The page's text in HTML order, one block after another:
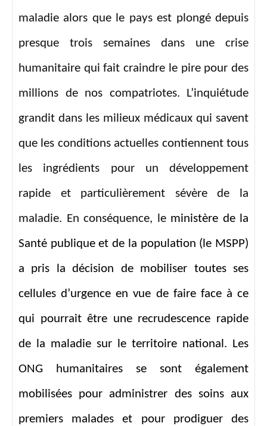
maladie alors que le pays est plongé depuis
presque trois semaines dans une crise
humanitaire qui fait craindre le pire pour des
millions de nos compatriotes. L’inquiétude
grandit dans les milieux médicaux qui savent
que les conditions actuelles contiennent tous
les ingrédients pour un développement
rapide et particulièrement sévère de la
maladie. En conséquence, le ministère de la
Santé publique et de la population (le MSPP)
a pris la décision de mobiliser toutes ses
cellules d’urgence en vue de faire face à ce
qui pourrait être une recrudescence rapide
de la maladie sur le territoire national. Les
ONG humanitaires se sont également
mobilisées pour administrer des soins aux
premiers malades et pour prodiguer des